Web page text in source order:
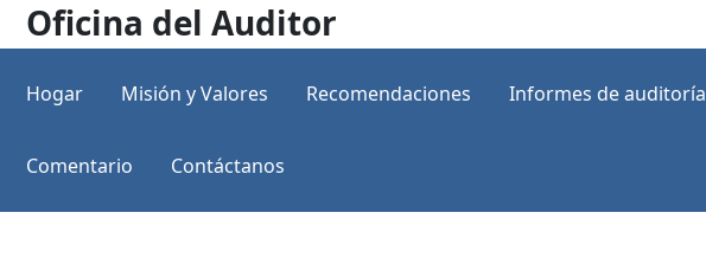
Oficina del Auditor
Hogar Misión y Valores Recomendaciones Informes de auditoría
Comentario Contáctanos